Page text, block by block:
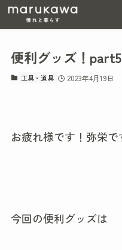
便利グッズ！
工具・道具 2023年4月19日
お疲れ様です！弥栄で
今回の便利グッズは